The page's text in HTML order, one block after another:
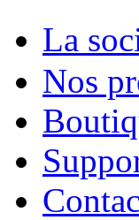
La
Nos